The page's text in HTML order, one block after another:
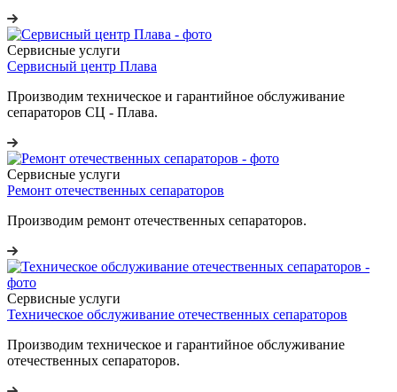
Сервисные услуги
Сервисный центр Плава
Производим техническое и гарантийное обслуживание
сепараторов СЦ - Плава.
Сервисные услуги
Ремонт отечественных сепараторов
Производим ремонт отечественных сепараторов.
Сервисные услуги
Техническое обслуживание отечественных сепараторов
Производим техническое и гарантийное обслуживание
отечественных сепараторов.